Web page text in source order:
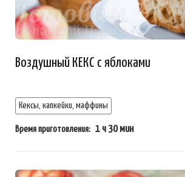
Воздушный КЕКС с яблоками
Кексы, капкейки, маффины
Время приготовления: 1 ч 30 мин